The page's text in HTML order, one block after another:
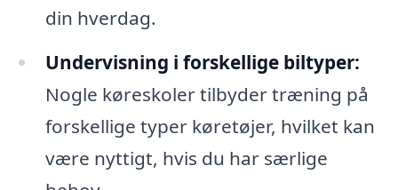
din hverdag.
Undervisning i forskellige biltyper:
Nogle køreskoler tilbyder træning på
forskellige typer køretøjer, hvilket kan
være nyttigt, hvis du har særlige